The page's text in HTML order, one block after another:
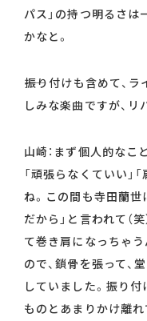
パス」の持つ明るさ
かなと。
――振り付けも含めて、
しみな楽曲ですが、
山崎：まず個人的なこ
「頑張らなくていい」
ね。この間も寺田蘭世
だから」と言われて（
て巻き肩になっちゃ
ので、鎖骨を張って、
していました。振り
ものとあまりかけ離